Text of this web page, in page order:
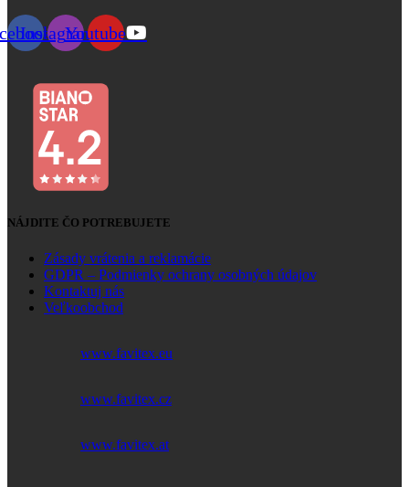
InstagramYoutube
NÁJDITE ČO POTREBUJETE
Zásady vrátenia a reklamácie
GDPR – Podmienky ochrany osobných údajov
Kontaktuj nás
Veľkoobchod
www.favitex.eu
www.favitex.cz
www.favitex.at